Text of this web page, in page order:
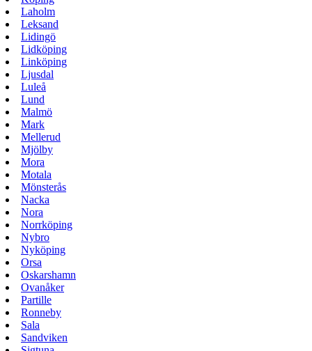
Laholm
Leksand
Lidingö
Lidköping
Linköping
Ljusdal
Luleå
Lund
Malmö
Mark
Mellerud
Mjölby
Mora
Motala
Mönsterås
Nacka
Nora
Norrköping
Nybro
Nyköping
Orsa
Oskarshamn
Ovanåker
Partille
Ronneby
Sala
Sandviken